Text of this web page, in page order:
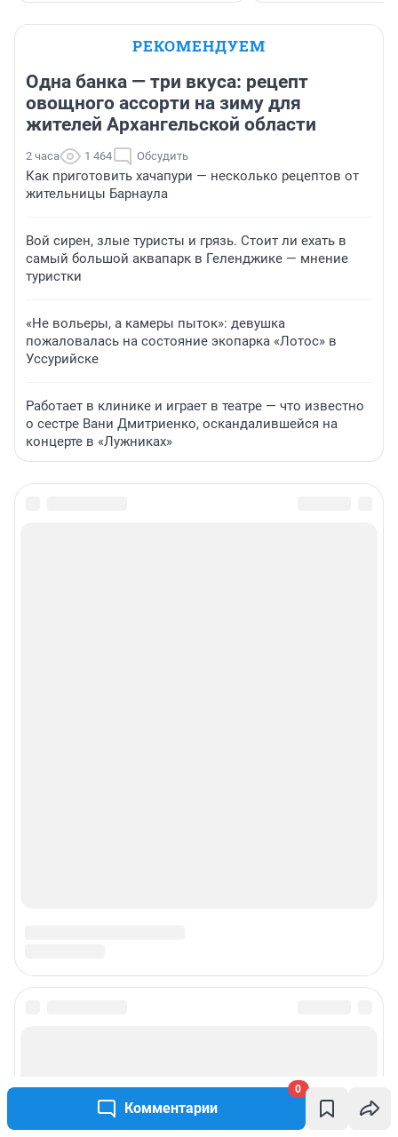
Комментарии
0
РЕКОМЕНДУЕМ
Одна банка — три вкуса: рецепт
овощного ассорти на зиму для
жителей Архангельской области
2 часа 1 464 Обсудить
Как приготовить хачапури — несколько рецептов от
жительницы Барнаула
Вой сирен, злые туристы и грязь. Стоит ли ехать в
самый большой аквапарк в Геленджике — мнение
туристки
«Не вольеры, а камеры пыток»: девушка
пожаловалась на состояние экопарка «Лотос» в
Уссурийске
Работает в клинике и играет в театре — что известно
о сестре Вани Дмитриенко, оскандалившейся на
концерте в «Лужниках»